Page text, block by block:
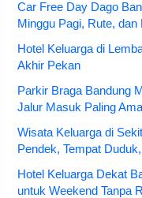
Car Free Day Dago
Minggu Pagi, Rute, dan
Hotel Keluarga di
Akhir Pekan
Parkir Braga Bandung
Jalur Masuk Paling
Wisata Keluarga di
Pendek, Tempat
Hotel Keluarga Dekat
untuk Weekend Tanpa